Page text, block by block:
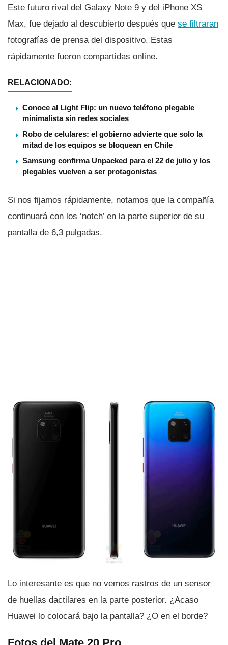
Este futuro rival del Galaxy Note 9 y del iPhone XS
Max, fue dejado al descubierto después que se filtraran
fotografí­as de prensa del dispositivo. Estas
rápidamente fueron compartidas online.
RELACIONADO:
Conoce al Light Flip: un nuevo teléfono plegable
minimalista sin redes sociales
Robo de celulares: el gobierno advierte que solo la
mitad de los equipos se bloquean en Chile
Samsung confirma Unpacked para el 22 de julio y los
plegables vuelven a ser protagonistas
Si nos fijamos rápidamente, notamos que la compañí­a
continuará con los ‘notch’ en la parte superior de su
pantalla de 6,3 pulgadas.
Lo interesante es que no vemos rastros de un sensor
de huellas dactilares en la parte posterior. ¿Acaso
Huawei lo colocará bajo la pantalla? ¿O en el borde?